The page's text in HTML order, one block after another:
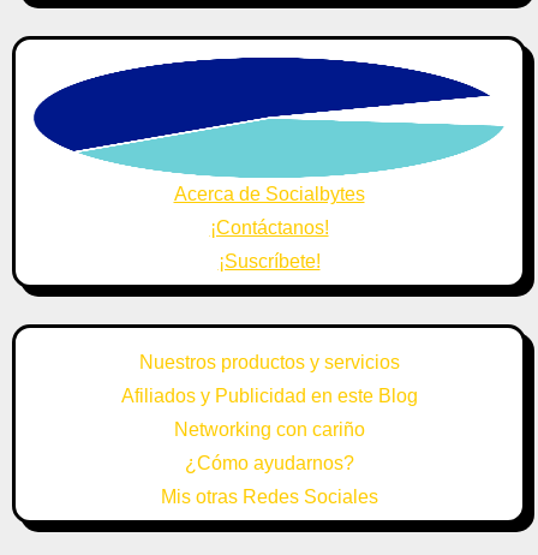
Acerca de Socialbytes
¡Contáctanos!
¡Suscríbete!
Nuestros productos y servicios
Afiliados y Publicidad en este Blog
Networking con cariño
¿Cómo ayudarnos?
Mis otras Redes Sociales